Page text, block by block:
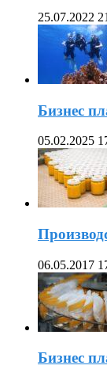
25.07.2022
Бизнес
05.02.2025
06.05.2017
Бизнес